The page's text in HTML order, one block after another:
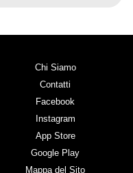
Chi Siamo
Contatti
Facebook
Instagram
App Store
Google Play
Mappa del Sito